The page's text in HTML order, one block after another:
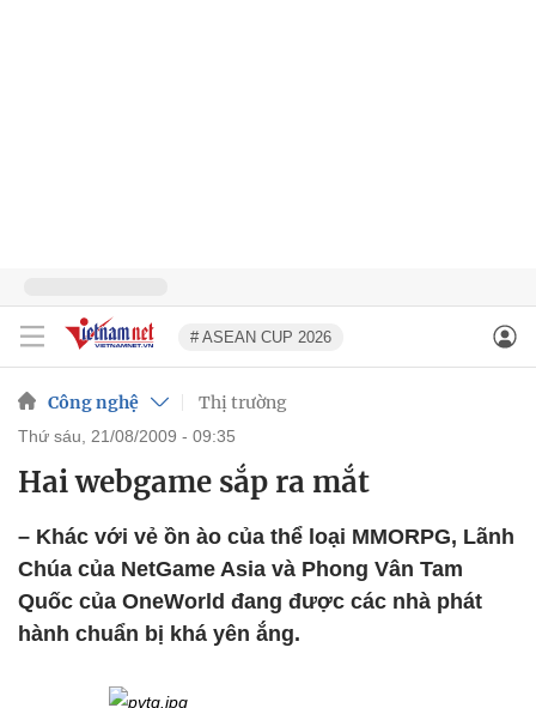
# ASEAN CUP 2026
Công nghệ Thị trường
thứ sáu, 21/08/2009 - 09:35
Hai webgame sắp ra mắt
– Khác với vẻ ồn ào của thể loại MMORPG, Lãnh
Chúa của NetGame Asia và Phong Vân Tam
Quốc của OneWorld đang được các nhà phát
hành chuẩn bị khá yên ắng.